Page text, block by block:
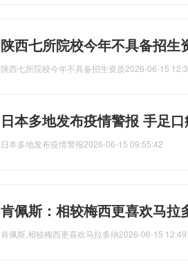
陕西七所院校今年不具备招生
陕西七所院校今年不具备招生资质2026-06-15
日本多地发布疫情警报 手足
日本多地发布疫情警报2026-06-15 09:55:42
肯佩斯：相较梅西更喜欢马拉
肯佩斯,相较梅西更喜欢马拉多纳2026-06-15